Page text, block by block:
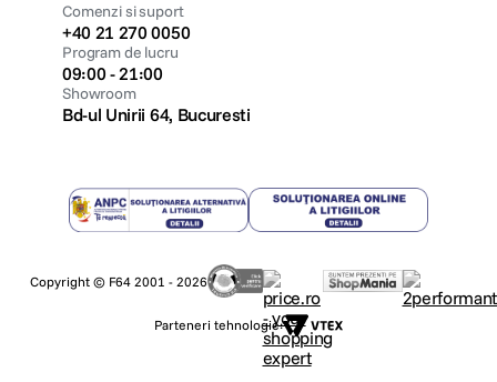
Comenzi si suport
+40 21 270 0050
Program de lucru
09:00 - 21:00
Showroom
Bd-ul Unirii 64, Bucuresti
Copyright © F64 2001 - 2026
Parteneri tehnologie: